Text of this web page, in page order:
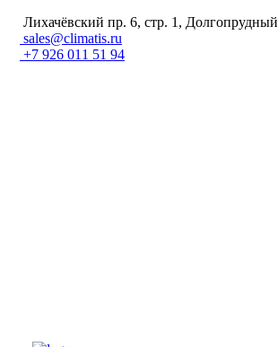
Лихачёвский пр. 6, стр. 1, Долгопрудный
sales@climatis.ru
+7 926 011 51 94